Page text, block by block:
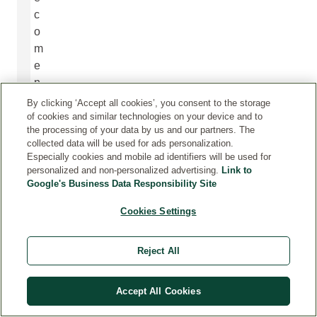
c
o
m
e
n
d
a
m
o
s
a
u
a
d
By clicking ‘Accept all cookies’, you consent to the storage
of cookies and similar technologies on your device and to
the processing of your data by us and our partners. The
collected data will be used for ads personalization.
Especially cookies and mobile ad identifiers will be used for
personalized and non-personalized advertising. Link to
Google's Business Data Responsibility Site
Cookies Settings
Reject All
Accept All Cookies